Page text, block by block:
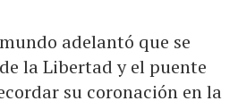
adelantó que se
la Libertad y el puente
su coronación en la